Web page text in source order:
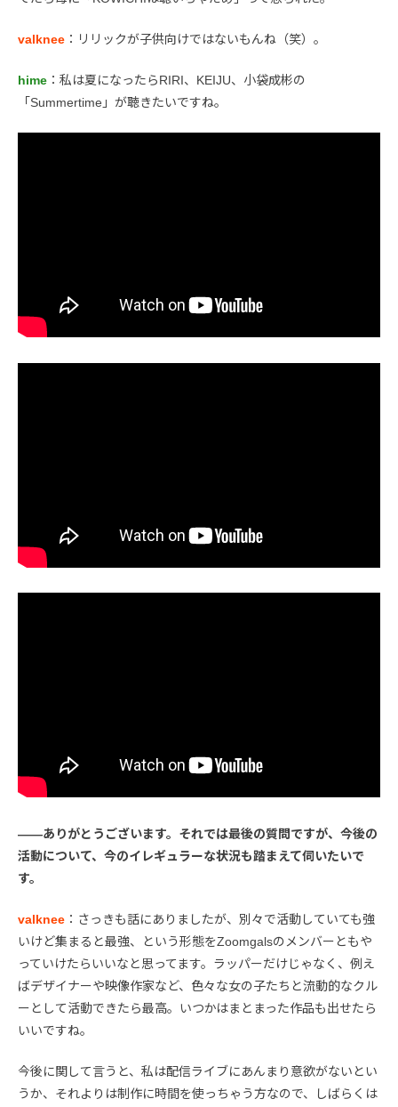
valknee ：リリックが子供向けではないもんね（笑）。
hime ：私は夏になったらRIRI、KEIJU、小袋成彬の
「Summertime」が聴きたいですね。
――ありがとうございます。それでは最後の質問ですが、今後の
活動について、今のイレギュラーな状況も踏まえて伺いたいで
す。
valknee ：さっきも話にありましたが、別々で活動していても強
いけど集まると最強、という形態をZoomgalsのメンバーともや
っていけたらいいなと思ってます。ラッパーだけじゃなく、例え
ばデザイナーや映像作家など、色々な女の子たちと流動的なクル
ーとして活動できたら最高。いつかはまとまった作品も出せたら
いいですね。
今後に関して言うと、私は配信ライブにあんまり意欲がないとい
うか、それよりは制作に時間を使っちゃう方なので、しばらくは